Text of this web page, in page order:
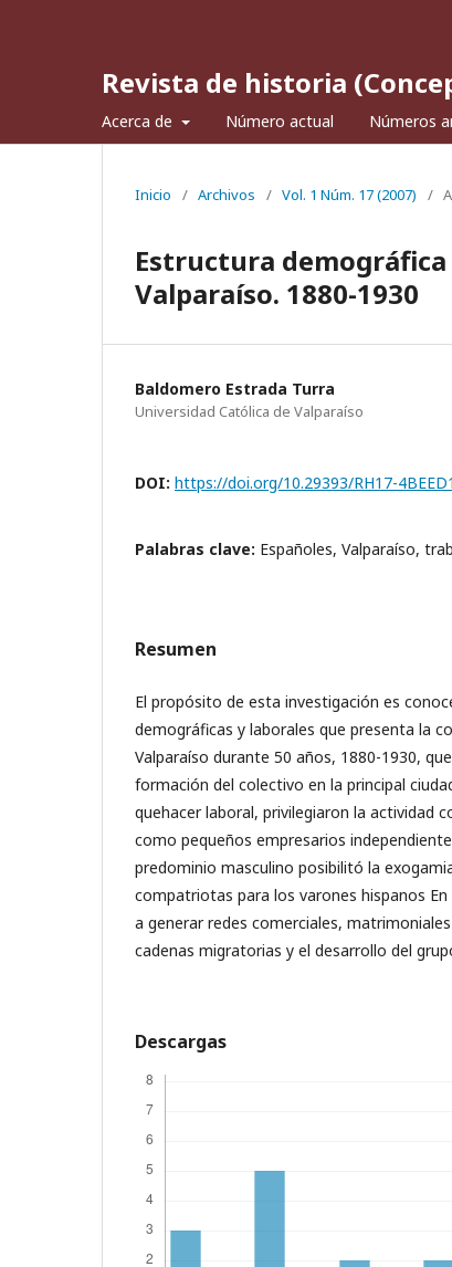
Revista de historia
Acerca de Número actual Números
Inicio / Archivos / Vol. 1 Núm. 17 (2007) /
Estructura
Valparaíso. 1880-1930
Baldomero Estrada Turra
Universidad Católica de Valparaíso
DOI: https://doi.org/10.29393/RH17-
Palabras clave: Españoles, Valparaíso,
Resumen
El propósito de esta investigación es
demográficas y laborales que presenta la
Valparaíso durante 50 años, 1880-1930,
formación del colectivo en la principal
quehacer laboral, privilegiaron la actividad
como pequeños empresarios
predominio masculino posibilitó la
compatriotas para los varones hispanos
a generar redes comerciales,
cadenas migratorias y el desarrollo del
Descargas